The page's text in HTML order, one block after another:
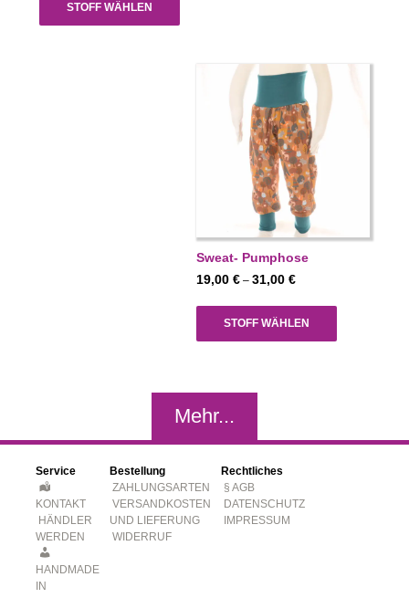
31,00 €
STOFF WÄHLEN
Sweat- Pumphose
19,00€ –31,00€Preisspanne:
31,00 €
STOFF WÄHLEN
Mehr...
Service
KONTAKT
HÄNDLER
WERDEN
HANDMADE
IN
Bestellung
ZAHLUNGSARTEN
VERSANDKOSTEN
UND LIEFERUNG
WIDERRUF
Rechtliches
§ AGB
DATENSCHUTZ
IMPRESSUM